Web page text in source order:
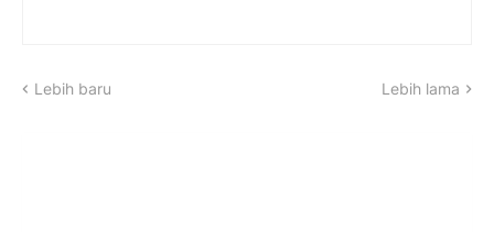
Lebih baru Lebih lama